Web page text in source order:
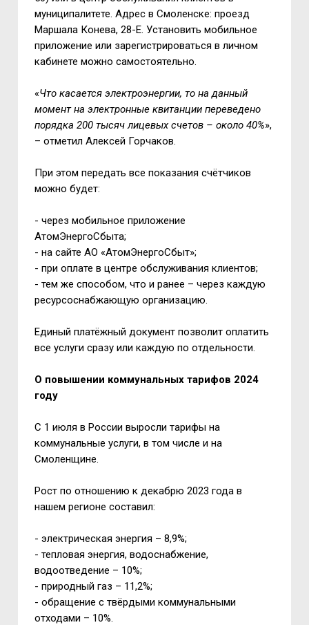
муниципалитете. Адрес в Смоленске: проезд
Маршала Конева, 28-Е. Установить мобильное
приложение или зарегистрироваться в личном
кабинете можно самостоятельно.
«Что касается электроэнергии, то на данный
момент на электронные квитанции переведено
порядка 200 тысяч лицевых счетов – около 40%»,
– отметил Алексей Горчаков.
При этом передать все показания счётчиков
можно будет:
- через мобильное приложение
АтомЭнергоСбыта;
- на сайте АО «АтомЭнергоСбыт»;
- при оплате в центре обслуживания клиентов;
- тем же способом, что и ранее – через каждую
ресурсоснабжающую организацию.
Единый платёжный документ позволит оплатить
все услуги сразу или каждую по отдельности.
О повышении коммунальных тарифов 2024
году
С 1 июля в России выросли тарифы на
коммунальные услуги, в том числе и на
Смоленщине.
Рост по отношению к декабрю 2023 года в
нашем регионе составил:
- электрическая энергия – 8,9%;
- тепловая энергия, водоснабжение,
водоотведение – 10%;
- природный газ – 11,2%;
- обращение с твёрдыми коммунальными
отходами – 10%.